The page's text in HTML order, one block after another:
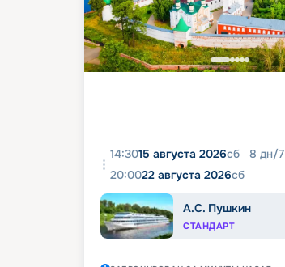
14:3015 августа 2026сб 8 дн/7
20:0022 августа 2026сб
А.С. Пушкин
СТАНДАРТ